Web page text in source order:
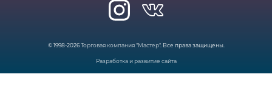
© 1998-2026Торговая компания "Мастер". Все права защищены.
Разработка и развитие сайта